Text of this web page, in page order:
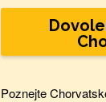
Poznejte